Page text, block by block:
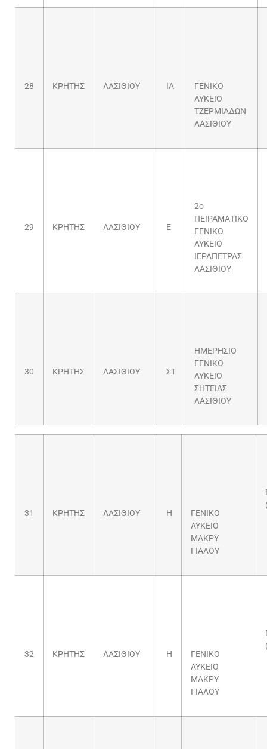
28 ΚΡΗΤΗΣ ΛΑΣΙΘΙΟΥ ΙΑ
ΓΕΝΙΚΟ
ΛΥΚΕΙΟ
ΤΖΕΡΜΙΑΔΩΝ
ΛΑΣΙΘΙΟΥ
29 ΚΡΗΤΗΣ ΛΑΣΙΘΙΟΥ Ε
2ο
ΠΕΙΡΑΜΑΤΙΚΟ
ΓΕΝΙΚΟ
ΛΥΚΕΙΟ
ΙΕΡΑΠΕΤΡΑΣ
ΛΑΣΙΘΙΟΥ
30 ΚΡΗΤΗΣ ΛΑΣΙΘΙΟΥ ΣΤ
ΗΜΕΡΗΣΙΟ
ΓΕΝΙΚΟ
ΛΥΚΕΙΟ
ΣΗΤΕΙΑΣ
ΛΑΣΙΘΙΟΥ
31 ΚΡΗΤΗΣ ΛΑΣΙΘΙΟΥ Η
ΓΕΝΙΚΟ
ΛΥΚΕΙΟ
ΜΑΚΡΥ
ΓΙΑΛΟΥ
32 ΚΡΗΤΗΣ ΛΑΣΙΘΙΟΥ Η
ΓΕΝΙΚΟ
ΛΥΚΕΙΟ
ΜΑΚΡΥ
ΓΙΑΛΟΥ